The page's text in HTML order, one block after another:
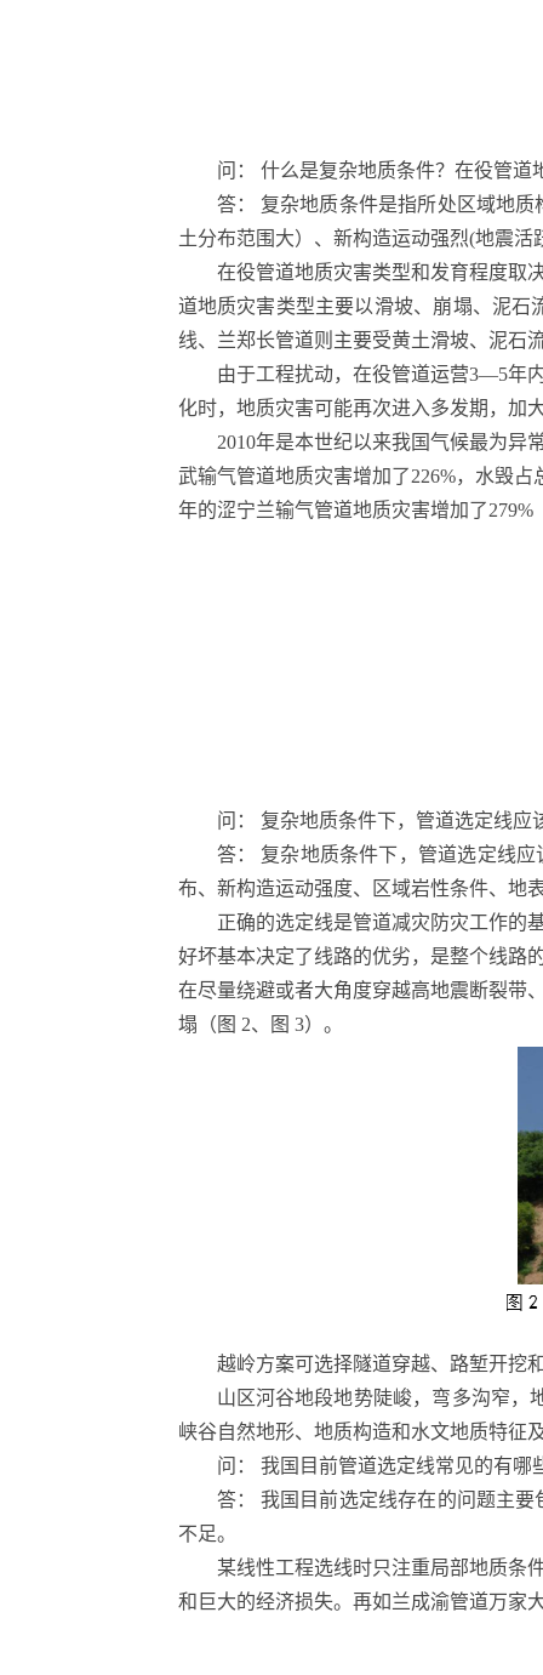
问： 什么是复杂地质条件？在役管
答： 复杂地质条件是指所处区域地
土分布范围大）、新构造运动强烈(地震
在役管道地质灾害类型和发育程度取
道地质灾害类型主要以滑坡、崩塌、泥
线、兰郑长管道则主要受黄土滑坡、泥石
由于工程扰动，在役管道运营3―5年
化时，地质灾害可能再次进入多发期，加
2010年是本世纪以来我国气候最为异
武输气管道地质灾害增加了226%，水毁占
年的涩宁兰输气管道地质灾害增加了279%
问： 复杂地质条件下，管道选定线应
答： 复杂地质条件下，管道选定线
布、新构造运动强度、区域岩性条件、地
正确的选定线是管道减灾防灾工作的
好坏基本决定了线路的优劣，是整个线路
在尽量绕避或者大角度穿越高地震断裂带
塌（图 2、图 3）。
越岭方案可选择隧道穿越、路堑开挖
山区河谷地段地势陡峻，弯多沟窄，
峡谷自然地形、地质构造和水文地质特征
问： 我国目前管道选定线常见的有哪
答： 我国目前选定线存在的问题主
不足。
某线性工程选线时只注重局部地质条
和巨大的经济损失。再如兰成渝管道万家